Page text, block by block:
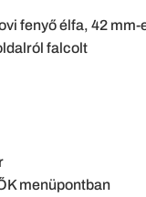
fenyő élfa, 42 mm-
falcolt
menüpontban